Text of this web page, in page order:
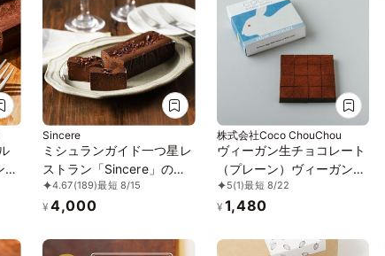
達
Sincere
ミシュランガイド一つ星レ
ストラン「Sincere」のア
マゾンカカオのショコラテ
リーヌ
4.67(189)最短 8/15
¥ 4,000
株式会社Coco ChouChou
ヴィーガン生チョコレート
（プレーン）ヴィーガン
グルテンフリー 白砂糖不
使用
5(1)最短 8/22
¥ 1,480